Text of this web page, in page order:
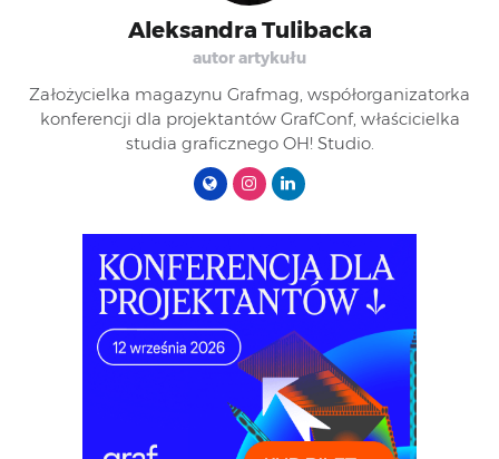
Aleksandra Tulibacka
autor artykułu
Założycielka magazynu Grafmag, współorganizatorka
konferencji dla projektantów GrafConf, właścicielka
studia graficznego OH! Studio.